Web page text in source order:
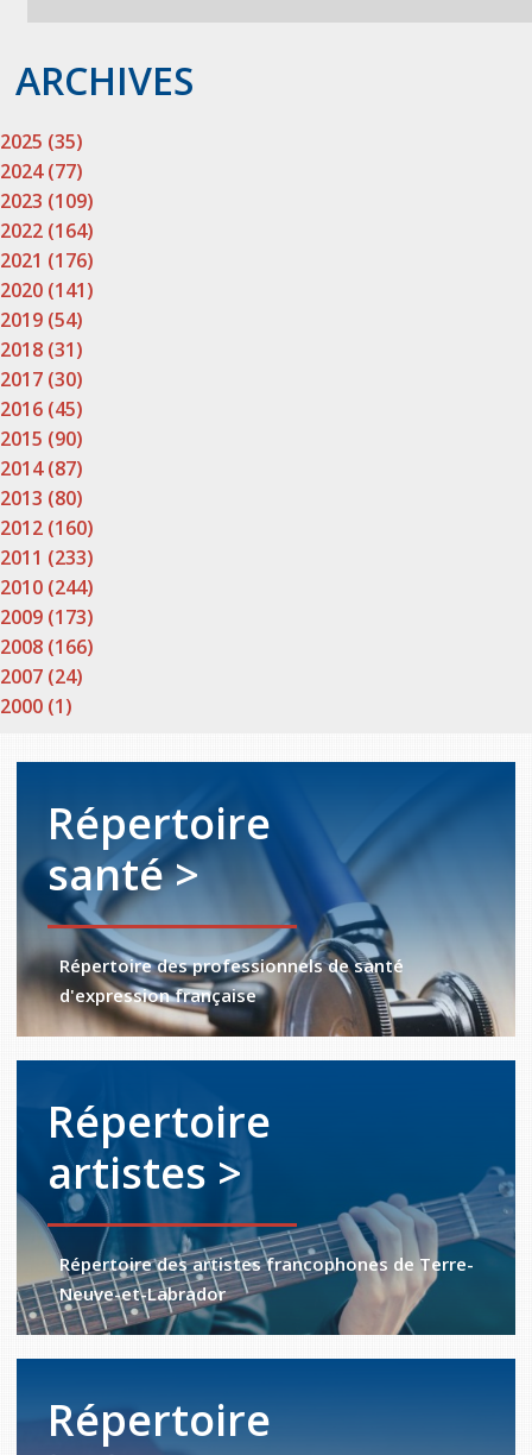
ARCHIVES
2025 (35)
2024 (77)
2023 (109)
2022 (164)
2021 (176)
2020 (141)
2019 (54)
2018 (31)
2017 (30)
2016 (45)
2015 (90)
2014 (87)
2013 (80)
2012 (160)
2011 (233)
2010 (244)
2009 (173)
2008 (166)
2007 (24)
2000 (1)
Répertoire
santé >
Répertoire des professionnels de santé
d'expression française
Répertoire
artistes >
Répertoire des artistes francophones de Terre-
Neuve-et-Labrador
Répertoire